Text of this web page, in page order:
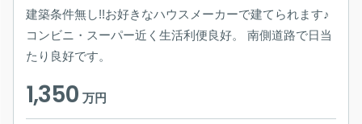
建築条件無し!!お好きなハウスメーカーで建てられます♪
コンビニ・スーパー近く生活利便良好。 南側道路で日当
たり良好です。
1,350万円